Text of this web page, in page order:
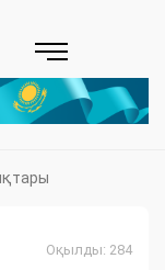
Оқылды: 284